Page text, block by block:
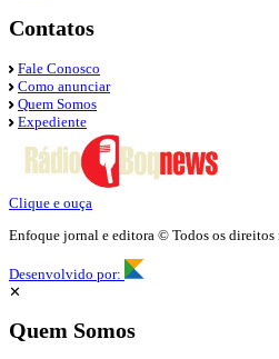
Contatos
Fale Conosco
Como anunciar
Quem Somos
Expediente
Clique e ouça
Enfoque jornal e editora © Todos os direitos
Desenvolvido por:
✕
Quem Somos